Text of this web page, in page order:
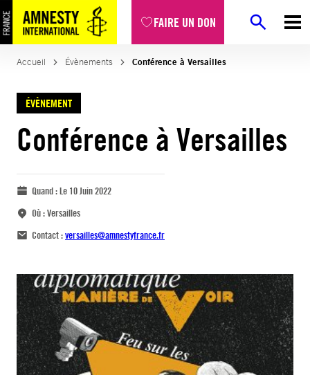
FAIRE UN DON
Accueil Évènements Conférence à Versailles
ÉVÈNEMENT
Conférence à Versailles
Quand :Le 10 Juin 2022
Où :Versailles
Contact :versailles@amnestyfrance.fr